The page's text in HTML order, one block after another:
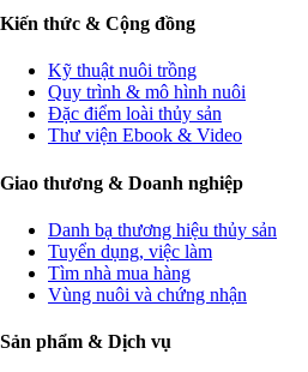
Kiến thức & Cộng đồng
Kỹ thuật nuôi trồng
Quy trình & mô hình nuôi
Đặc điểm loài thủy sản
Thư viện Ebook & Video
Giao thương & Doanh nghiệp
Danh bạ thương hiệu thủy sản
Tuyển dụng, việc làm
Tìm nhà mua hàng
Vùng nuôi và chứng nhận
Sản phẩm & Dịch vụ